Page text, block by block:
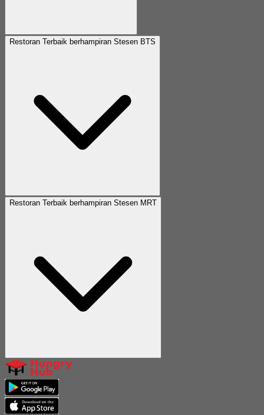
Restoran Terbaik berhampiran Stesen BTS
Restoran Terbaik berhampiran Stesen MRT